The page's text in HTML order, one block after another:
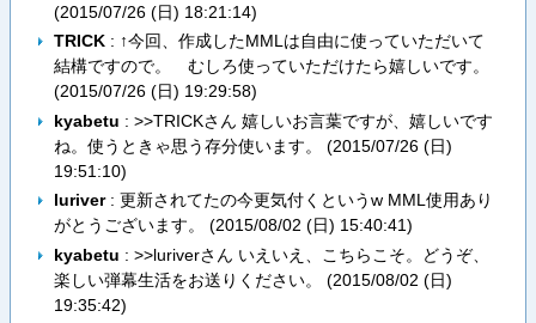
(2015/07/26 (日) 18:21:14)
TRICK: ↑今回、作成したMMLは自由に使っていただいて
結構ですので。 むしろ使っていただけたら嬉しいです。
(2015/07/26 (日) 19:29:58)
kyabetu : >>TRICKさん 嬉しいお言葉ですが、嬉しいです
ね。使うときゃ思う存分使います。 (2015/07/26 (日)
19:51:10)
luriver: 更新されてたの今更気付くというw MML使用あり
がとうございます。 (2015/08/02 (日) 15:40:41)
kyabetu : >>luriverさん いえいえ、こちらこそ。どうぞ、
楽しい弾幕生活をお送りください。 (2015/08/02 (日)
19:35:42)